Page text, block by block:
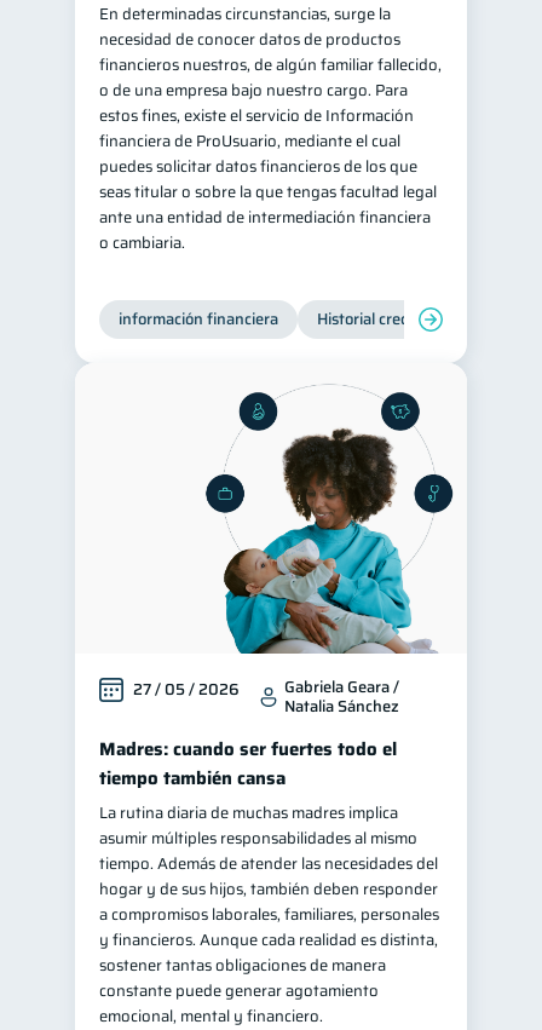
En determinadas circunstancias, surge la
necesidad de conocer datos de productos
financieros nuestros, de algún familiar fallecido,
o de una empresa bajo nuestro cargo. Para
estos fines, existe el servicio de Información
financiera de ProUsuario, mediante el cual
puedes solicitar datos financieros de los que
seas titular o sobre la que tengas facultad legal
ante una entidad de intermediación financiera
o cambiaria.
información financiera Historial crediticio
27 / 05 / 2026 Gabriela Geara /
Natalia Sánchez
Madres: cuando ser fuertes todo el
tiempo también cansa
La rutina diaria de muchas madres implica
asumir múltiples responsabilidades al mismo
tiempo. Además de atender las necesidades del
hogar y de sus hijos, también deben responder
a compromisos laborales, familiares, personales
y financieros. Aunque cada realidad es distinta,
sostener tantas obligaciones de manera
constante puede generar agotamiento
emocional, mental y financiero.